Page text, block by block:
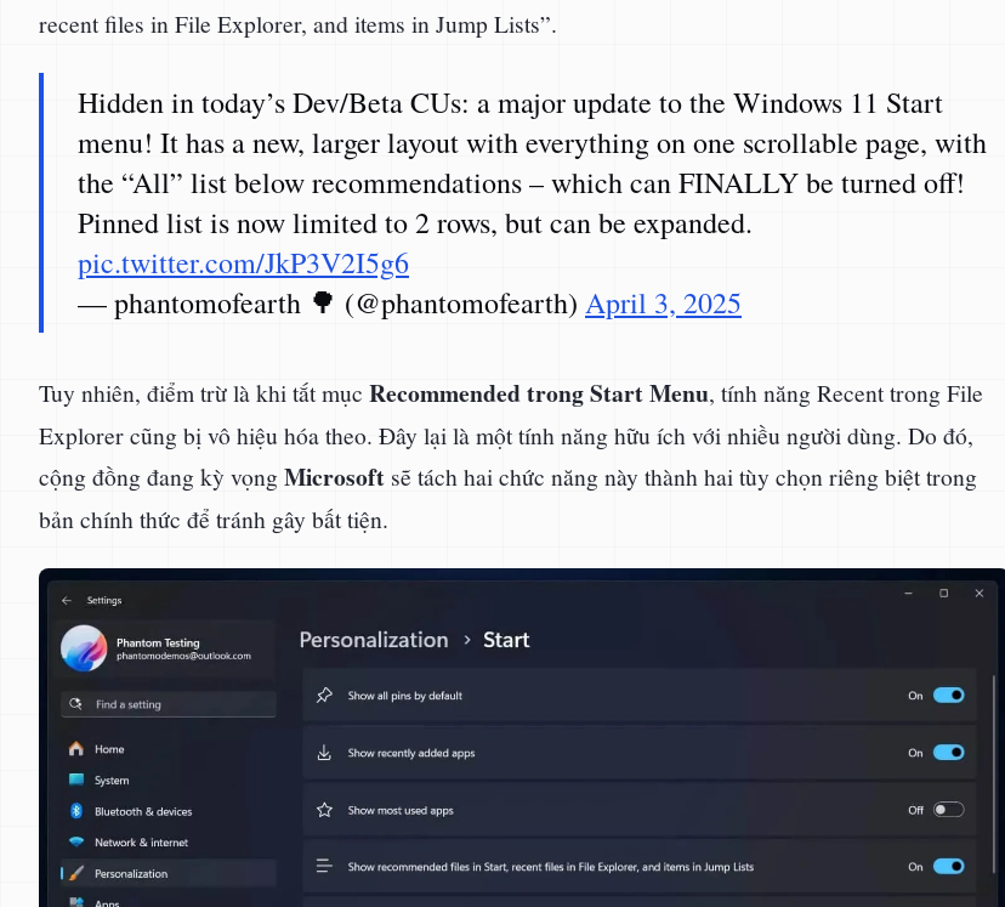
recent files in File Explorer, and items in Jump Lists”.
Hidden in today’s Dev/Beta CUs: a major update to the Windows 11 Start
menu! It has a new, larger layout with everything on one scrollable page, with
the “All” list below recommendations – which can FINALLY be turned off!
Pinned list is now limited to 2 rows, but can be expanded.
pic.twitter.com/JkP3V2I5g6
— phantomofearth 🌳 (@phantomofearth) April 3, 2025
Tuy nhiên, điểm trừ là khi tắt mục Recommended trong Start Menu, tính năng Recent trong File
Explorer cũng bị vô hiệu hóa theo. Đây lại là một tính năng hữu ích với nhiều người dùng. Do đó,
cộng đồng đang kỳ vọngMicrosoft sẽ tách hai chức năng này thành hai tùy chọn riêng biệt trong
bản chính thức để tránh gây bất tiện.